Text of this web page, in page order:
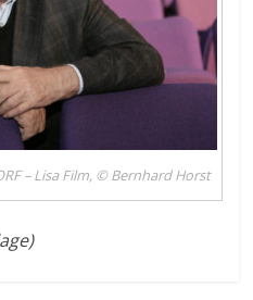
– Lisa Film, © Bernhard Horst